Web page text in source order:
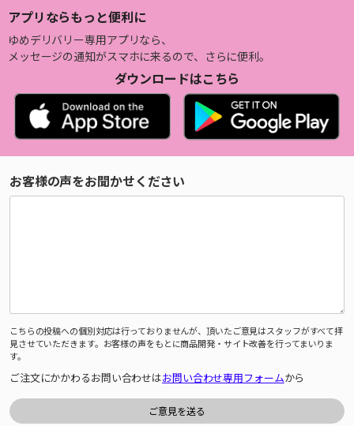
アプリならもっと便利に
ゆめデリバリー専用アプリなら、
メッセージの通知がスマホに来るので、さらに便利。
ダウンロードはこちら
お客様の声をお聞かせください
こちらの投稿への個別対応は行っておりませんが、頂いたご意見はスタッフがすべて拝
見させていただきます。お客様の声をもとに商品開発・サイト改善を行ってまいりま
す。
ご注文にかかわるお問い合わせはお問い合わせ専用フォームから